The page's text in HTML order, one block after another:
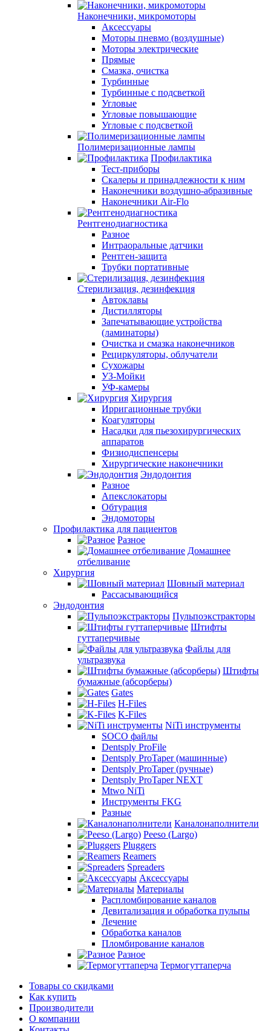
Наконечники, микромоторы
Аксессуары
Моторы пневмо (воздушные)
Моторы электрические
Прямые
Смазка, очистка
Турбинные
Турбинные с подсветкой
Угловые
Угловые повышающие
Угловые с подсветкой
Полимеризационные лампы
Профилактика
Тест-приборы
Скалеры и принадлежности к ним
Наконечники воздушно-абразивные
Наконечники Air-Flo
Рентгенодиагностика
Разное
Интраоральные датчики
Рентген-защита
Трубки портативные
Стерилизация, дезинфекция
Автоклавы
Дистилляторы
Запечатывающие устройства
(ламинаторы)
Очистка и смазка наконечников
Рециркуляторы, облучатели
Сухожары
УЗ-Мойки
УФ-камеры
Хирургия
Ирригационные трубки
Коагуляторы
Насадки для пьезохирургических
аппаратов
Физиодиспенсеры
Хирургические наконечники
Эндодонтия
Разное
Апекслокаторы
Обтурация
Эндомоторы
Профилактика для пациентов
Разное
Домашнее
отбеливание
Хирургия
Шовный материал
Рассасывающийся
Эндодонтия
Пульпоэкстракторы
Штифты
гуттаперчивые
Файлы для
ультразвука
Штифты
бумажные (абсорберы)
Gates
H-Files
K-Files
NiTi инструменты
SOCO файлы
Dentsply ProFile
Dentsply ProTaper (машинные)
Dentsply ProTaper (ручные)
Dentsply ProTaper NEXT
Mtwo NiTi
Инструменты FKG
Разные
Каналонаполнители
Peeso (Largo)
Pluggers
Reamers
Spreaders
Аксессуары
Материалы
Распломбирование каналов
Девитализация и обработка пульпы
Лечение
Обработка каналов
Пломбирование каналов
Разное
Термогуттаперча
Товары со скидками
Как купить
Производители
О компании